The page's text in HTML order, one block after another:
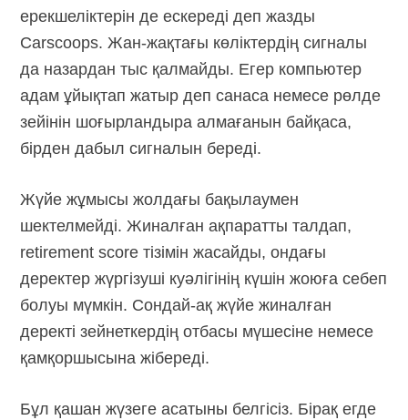
ерекшеліктерін де ескереді деп жазды
Carscoops. Жан-жақтағы көліктердің сигналы
да назардан тыс қалмайды. Егер компьютер
адам ұйықтап жатыр деп санаса немесе рөлде
зейінін шоғырландыра алмағанын байқаса,
бірден дабыл сигналын береді.
Жүйе жұмысы жолдағы бақылаумен
шектелмейді. Жиналған ақпаратты талдап,
retirement score тізімін жасайды, ондағы
деректер жүргізуші куәлігінің күшін жоюға себеп
болуы мүмкін. Сондай-ақ жүйе жиналған
деректі зейнеткердің отбасы мүшесіне немесе
қамқоршысына жібереді.
Бұл қашан жүзеге асатыны белгісіз. Бірақ егде